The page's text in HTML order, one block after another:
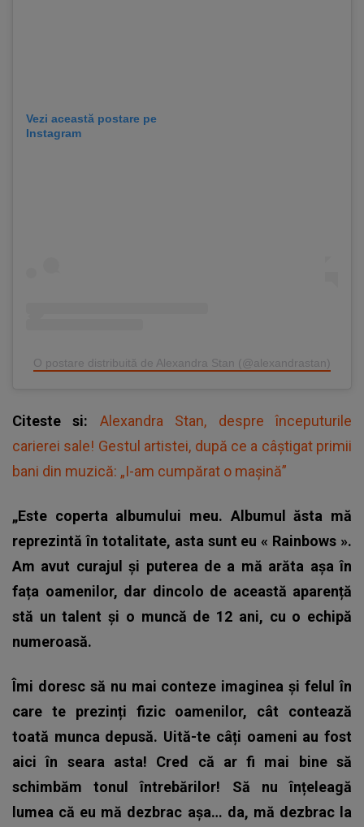
Vezi această postare pe
Instagram
O postare distribuită de Alexandra Stan (@alexandrastan)
Citeste si: Alexandra Stan, despre începuturile
carierei sale! Gestul artistei, după ce a câștigat primii
bani din muzică: „I-am cumpărat o mașină”
„Este coperta albumului meu. Albumul ăsta mă
reprezintă în totalitate, asta sunt eu « Rainbows ».
Am avut curajul și puterea de a mă arăta așa în
fața oamenilor, dar dincolo de această aparență
stă un talent și o muncă de 12 ani, cu o echipă
numeroasă.
Îmi doresc să nu mai conteze imaginea și felul în
care te prezinți fizic oamenilor, cât contează
toată munca depusă. Uită-te câți oameni au fost
aici în seara asta! Cred că ar fi mai bine să
schimbăm tonul întrebărilor! Să nu înțeleagă
lumea că eu mă dezbrac așa… da, mă dezbrac la